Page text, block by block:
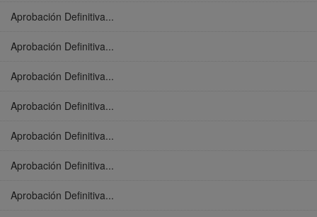
Aprobación Definitiva...
Aprobación Definitiva...
Aprobación Definitiva...
Aprobación Definitiva...
Aprobación Definitiva...
Aprobación Definitiva...
Aprobación Definitiva...